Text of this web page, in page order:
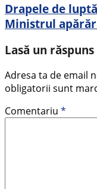
Drapele de
Ministrul
Lasă un răspuns
Adresa ta de email
obligatorii sunt
Comentariu *